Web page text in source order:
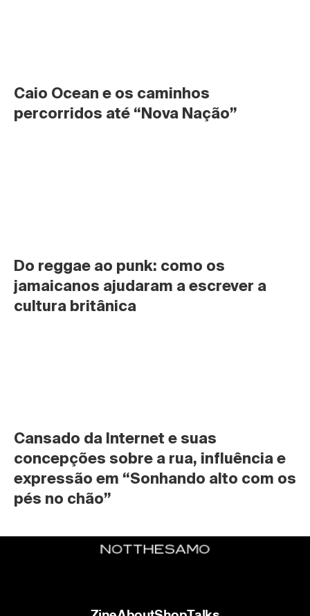
Caio Ocean e os caminhos
percorridos até “Nova Nação”
Do reggae ao punk: como os
jamaicanos ajudaram a escrever a
cultura britânica
Cansado da Internet e suas
concepções sobre a rua, influência e
expressão em “Sonhando alto com os
pés no chão”